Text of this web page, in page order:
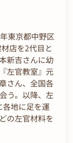
東京都中野区
店を2代目と
新吉さんに幼
左官教室』元
さん、全国各
う。以降、左
各地に足を運
の左官材料を